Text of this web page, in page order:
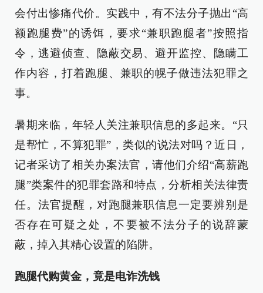
会付出惨痛代价。实践中，有不法分子抛出“高
额跑腿费”的诱饵，要求“兼职跑腿者”按照指
令，逃避侦查、隐蔽交易、避开监控、隐瞒工
作内容，打着跑腿、兼职的幌子做违法犯罪之
事。
暑期来临，年轻人关注兼职信息的多起来。“只
是帮忙，不算犯罪”，类似的说法对吗？近日，
记者采访了相关办案法官，请他们介绍“高薪跑
腿”类案件的犯罪套路和特点，分析相关法律责
任。法官提醒，对跑腿兼职信息一定要辨别是
否存在可疑之处，不要被不法分子的说辞蒙
蔽，掉入其精心设置的陷阱。
跑腿代购黄金，竟是电诈洗钱